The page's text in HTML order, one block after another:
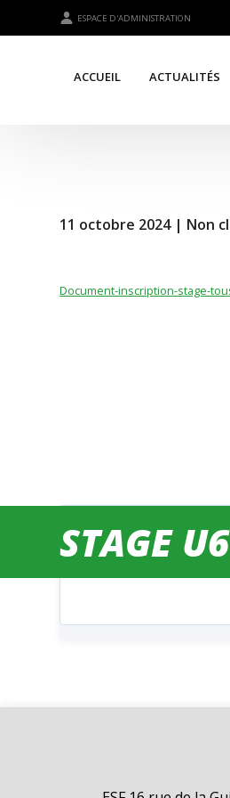
ESPACE D'ADMINISTRATION
ACCUEIL ACTUALITÉS
STAGE
11 octobre 2024 | Non
Document-inscription-stage-